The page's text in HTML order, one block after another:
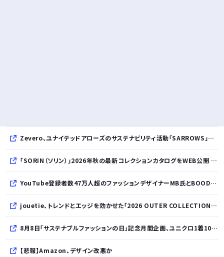
Zevero、ユナイテッドアローズのサステナビリティ活動「SARROWS」を支援。Scope 3排出量算定の効率化・精緻化を開始
「SORIN（ソリン）」2026年秋の最新コレクションカタログをWEB公開 「Paradox in Neutral」をテーマに秩序と反逆が共存する世界観を表現
YouTube登録者数47万人超のファッションデザイナーMB氏とBOODYがコラボレーション。極上の着心地を追求した別注Tシャツが8月12日発売開始
jouetie、トレンドとエッジを効かせた「2026 OUTER COLLECTION」を公開
8月8日「サステナブルファッションの日」記念月間企画、ユニクロ1着100円買取保証とXプレゼントキャンペーンを実施
【悲報】Amazon、デザイン改悪か